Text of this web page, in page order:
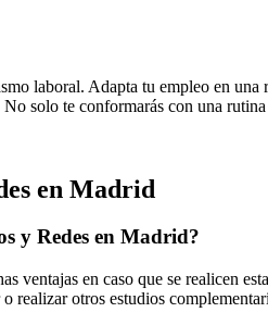
laboral. Adapta tu empleo en
solo te conformarás con una
en Madrid
y Redes en Madrid?
en caso que se realicen
realizar otros estudios